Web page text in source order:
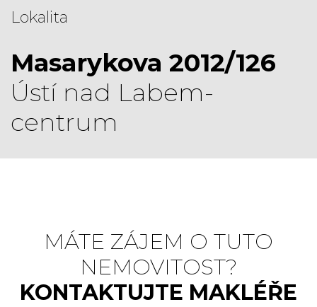
Lokalita
Masarykova 2012/126
Ústí nad Labem-
centrum
MÁTE ZÁJEM O TUTO
NEMOVITOST?
KONTAKTUJTE MAKLÉŘE